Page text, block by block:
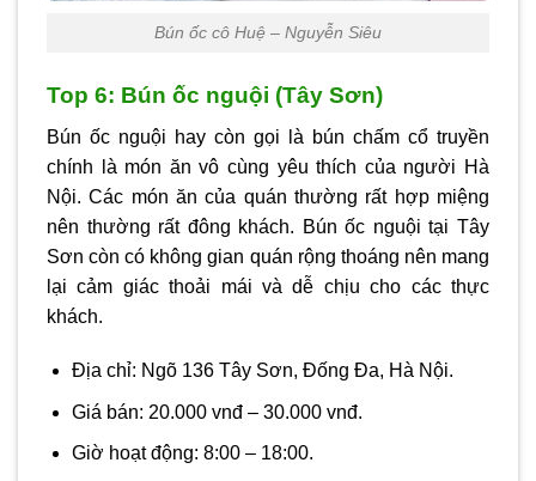
Bún ốc cô Huệ – Nguyễn Siêu
Top 6: Bún ốc nguội (Tây Sơn)
Bún ốc nguội hay còn gọi là bún chấm cổ truyền
chính là món ăn vô cùng yêu thích của người Hà
Nội. Các món ăn của quán thường rất hợp miệng
nên thường rất đông khách. Bún ốc nguội tại Tây
Sơn còn có không gian quán rộng thoáng nên mang
lại cảm giác thoải mái và dễ chịu cho các thực
khách.
Địa chỉ: Ngõ 136 Tây Sơn, Đống Đa, Hà Nội.
Giá bán: 20.000 vnđ – 30.000 vnđ.
Giờ hoạt động: 8:00 – 18:00.